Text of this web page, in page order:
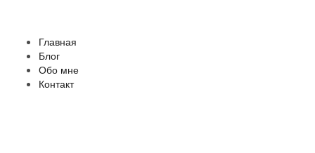
Главная
Блог
Обо мне
Контакт